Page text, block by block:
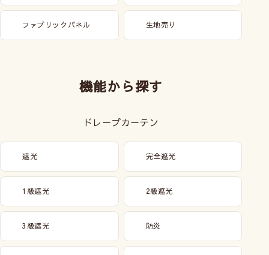
ファブリックパネル 生地売り
機能から探す
ドレープカーテン
遮光 完全遮光
1級遮光 2級遮光
3級遮光 防炎